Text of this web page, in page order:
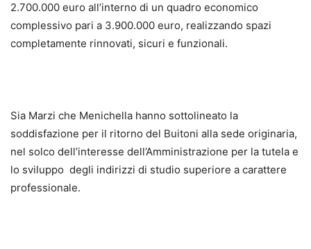
2.700.000 euro all’interno di un quadro economico
complessivo pari a 3.900.000 euro, realizzando spazi
completamente rinnovati, sicuri e funzionali.
Sia Marzi che Menichella hanno sottolineato la
soddisfazione per il ritorno del Buitoni alla sede originaria,
nel solco dell’interesse dell’Amministrazione per la tutela e
lo sviluppo degli indirizzi di studio superiore a carattere
professionale.